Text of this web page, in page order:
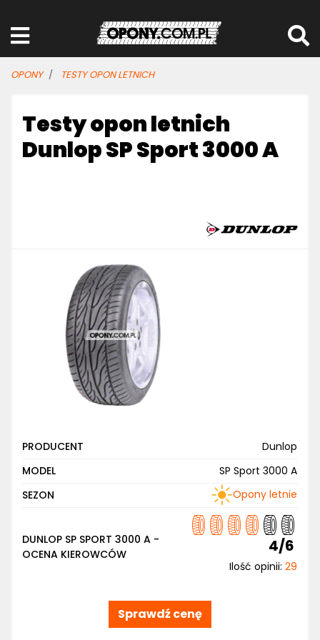
OPONY TESTY OPON LETNICH
Testy opon letnich
Dunlop SP Sport 3000 A
PRODUCENT
Dunlop
MODEL
SP Sport 3000 A
SEZON
Opony letnie
DUNLOP SP SPORT 3000 A -
OCENA KIEROWCÓW
4/6
Ilość opinii: 29
Sprawdź cenę